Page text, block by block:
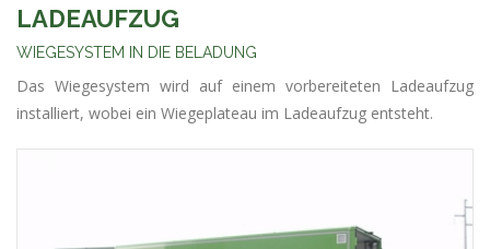
LADEAUFZUG
WIEGESYSTEM IN DIE BELADUNG
Das Wiegesystem wird auf einem vorbereiteten Ladeaufzug
installiert, wobei ein Wiegeplateau im Ladeaufzug entsteht.